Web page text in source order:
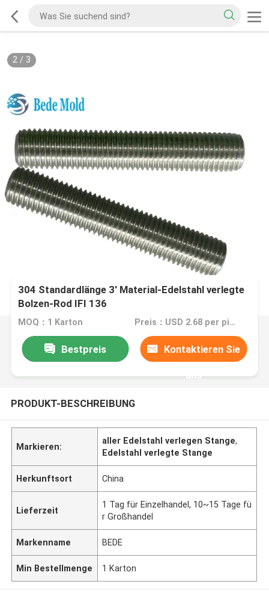
2/ 3
304 Standardlänge 3' Material-Edelstahl verlegte
Bolzen-Rod IFI 136
MOQ：1 Karton Preis：USD 2.68 per piece
Bestpreis Kontaktieren Sie
uns
PRODUKT-BESCHREIBUNG
Markieren:
aller Edelstahl verlegen Stange,
Edelstahl verlegte Stange
Herkunftsort China
Lieferzeit
1 Tag für Einzelhandel, 10~15 Tage fü
r Großhandel
Markenname BEDE
Min Bestellmenge 1 Karton